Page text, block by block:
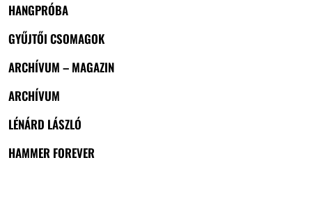
HANGPRÓBA
GYŰJTŐI CSOMAGOK
ARCHÍVUM – MAGAZIN
ARCHÍVUM
LÉNÁRD LÁSZLÓ
HAMMER FOREVER